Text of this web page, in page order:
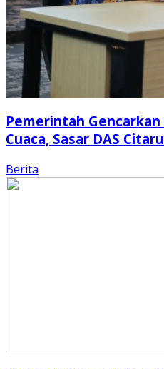
Pemerintah
Cuaca, Sasar DAS
Berita